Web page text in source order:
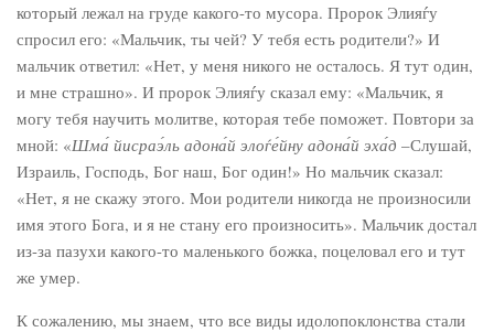
который лежал на груде какого-то мусора. Пророк Элияѓу
спросил его: «Мальчик, ты чей? У тебя есть родители?» И
мальчик ответил: «Нет, у меня никого не осталось. Я тут один,
и мне страшно». И пророк Элияѓу сказал ему: «Мальчик, я
могу тебя научить молитве, которая тебе поможет. Повтори за
мной: «Шма́ йисраэ́ль адона́й элоѓе́йну адона́й эха́д –Слушай,
Израиль, Господь, Бог наш, Бог один!» Но мальчик сказал:
«Нет, я не скажу этого. Мои родители никогда не произносили
имя этого Бога, и я не стану его произносить». Мальчик достал
из-за пазухи какого-то маленького божка, поцеловал его и тут
же умер.
К сожалению, мы знаем, что все виды идолопоклонства стали